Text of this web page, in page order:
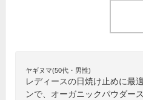
ヤギヌマ(50代・男性)
レディースの日焼け止めに最
ンで、オーガニックパウダー